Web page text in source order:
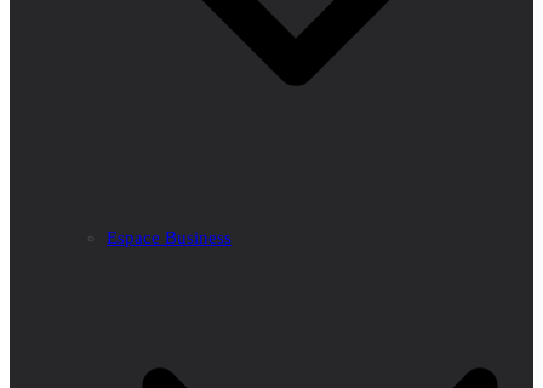
Espace Business